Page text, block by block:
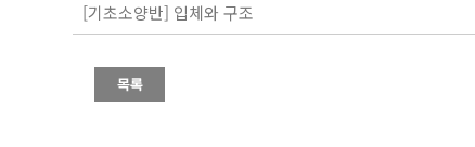
[기초소양반] 입체와 구조